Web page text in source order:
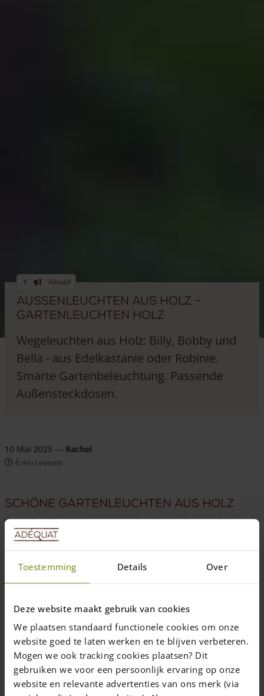
Toestemming Details Over
Deze website maakt gebruik van cookies
We plaatsen standaard functionele cookies om onze
website goed te laten werken en te blijven verbeteren.
Mogen we ook tracking cookies plaatsen? Dit
gebruiken we voor een persoonlijk ervaring op onze
website en relevante advertenties van ons merk (via
Aktuell
Aussenleuchten aus Holz –
Gartenleuchten Holz
Wegeleuchten aus Holz: Billy, Bobby und
Bella - aus Edelkastanie oder Robinie.
Smarte Gartenbeleuchtung. Passende
Außensteckdosen.
10 Mai 2025 — Rachel
6 min Lesezeit
Schöne Gartenleuchten aus Holz
Wünschen Sie sich insgesamt mehr Licht im Garten oder
möchten Sie gezielt Akzente setzen? Mit den Adéquat
Lichtpunkte setzen.
und wenn es dunkel ist für eine gemütliche und sichere
Atmosphäre. Tagsüber sind die Holzpfosten dekorative
Elemente im Garten und fügen sich natürlich und unauffällig in
die Umgebung ein.